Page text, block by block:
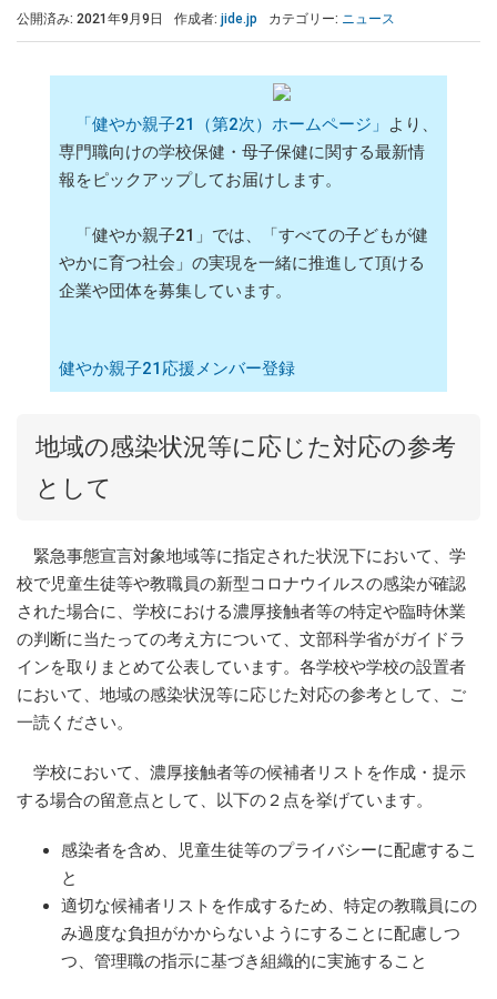
公開済み: 2021年9月9日 作成者: jide.jp カテゴリー: ニュース
「健やか親子21（第2次）ホームページ」
より、
専門職向けの学校保健・母子保健に関する最新情
報をピックアップしてお届けします。
「健やか親子21」では、「すべての子どもが健
やかに育つ社会」の実現を一緒に推進して頂ける
企業や団体を募集しています。
健やか親子21応援メンバー登録
地域の感染状況等に応じた対応の参考
として
緊急事態宣言対象地域等に指定された状況下において、学
校で児童生徒等や教職員の新型コロナウイルスの感染が確認
された場合に、学校における濃厚接触者等の特定や臨時休業
の判断に当たっての考え方について、文部科学省がガイドラ
インを取りまとめて公表しています。各学校や学校の設置者
において、地域の感染状況等に応じた対応の参考として、ご
一読ください。
学校において、濃厚接触者等の候補者リストを作成・提示
する場合の留意点として、以下の２点を挙げています。
感染者を含め、児童生徒等のプライバシーに配慮するこ
と
適切な候補者リストを作成するため、特定の教職員にの
み過度な負担がかからないようにすることに配慮しつ
つ、管理職の指示に基づき組織的に実施すること